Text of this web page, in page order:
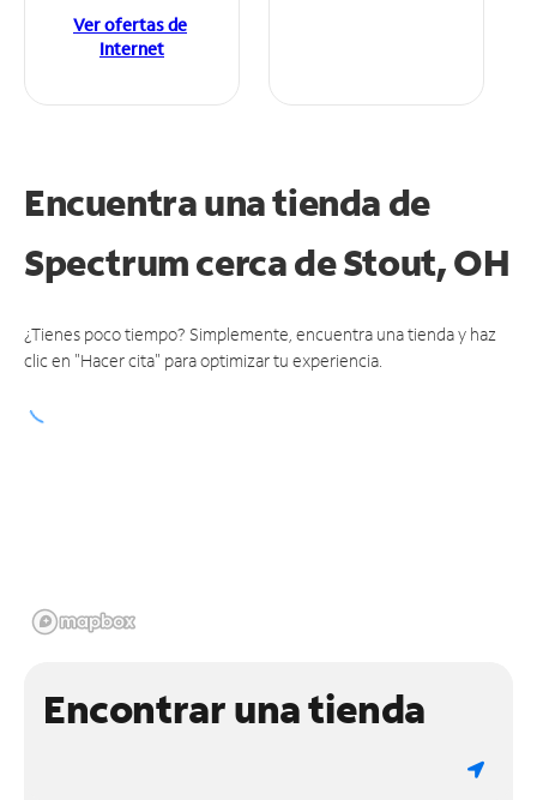
Ver ofertas de
Internet
Encuentra una tienda de
Spectrumcerca de Stout, OH
¿Tienes poco tiempo? Simplemente, encuentra una tienda y haz
clic en "Hacer cita" para optimizar tu experiencia.
Encontrar una tienda